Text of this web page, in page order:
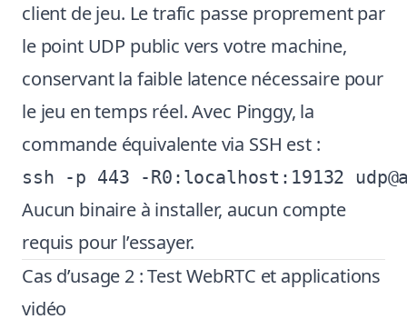
client de jeu. Le trafic passe proprement par
le point UDP public vers votre machine,
conservant la faible latence nécessaire pour
le jeu en temps réel. Avec Pinggy, la
commande équivalente via SSH est :
Aucun binaire à installer, aucun compte
requis pour l’essayer.
Cas d’usage 2 : Test WebRTC et applications
vidéo